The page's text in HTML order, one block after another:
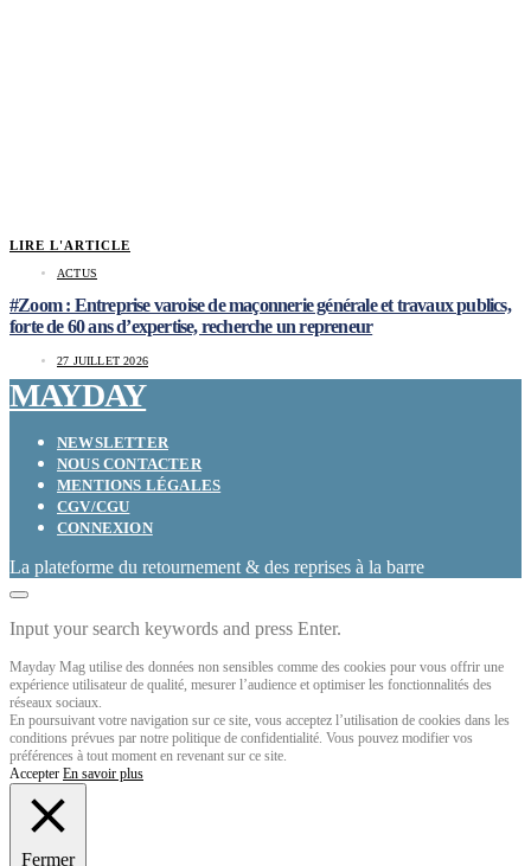
LIRE L'ARTICLE
ACTUS
#Zoom : Entreprise varoise de maçonnerie générale et travaux publics,
forte de 60 ans d’expertise, recherche un repreneur
27 JUILLET 2026
MAYDAY
NEWSLETTER
NOUS CONTACTER
MENTIONS LÉGALES
CGV/CGU
CONNEXION
La plateforme du retournement & des reprises à la barre
Input your search keywords and press Enter.
Mayday Mag utilise des données non sensibles comme des cookies pour vous offrir une
expérience utilisateur de qualité, mesurer l’audience et optimiser les fonctionnalités des
réseaux sociaux.
En poursuivant votre navigation sur ce site, vous acceptez l’utilisation de cookies dans les
conditions prévues par notre politique de confidentialité. Vous pouvez modifier vos
préférences à tout moment en revenant sur ce site.
Accepter En savoir plus
Fermer